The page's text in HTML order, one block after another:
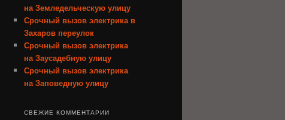
на Земледельческую улицу
Срочный вызов электрика в
Захаров переулок
Срочный вызов электрика
на Заусадебную улицу
Срочный вызов электрика
на Заповедную улицу
СВЕЖИЕ КОММЕНТАРИИ